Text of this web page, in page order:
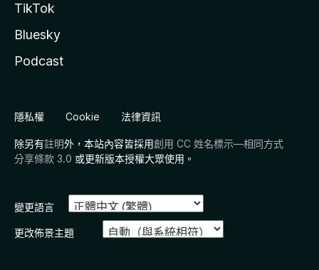
TikTok
Bluesky
Podcast
隱私權 Cookie 法律資訊
除另有註明外，本站內容皆採用創用 CC 姓名標示—相同方式
分享條款 3.0 或更新版本授權大眾使用。
變更語言
更改佈景主題